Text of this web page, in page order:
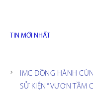
TIN MỚI NHẤT
IMC ĐỒNG HÀNH
SỰ KIỆN “VƯƠN TẦM